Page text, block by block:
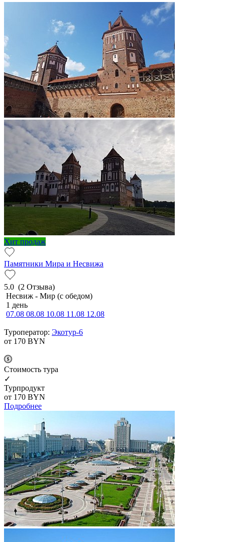
Хит продаж
Памятники Мира и Несвижа
5.0 (2 Отзыва)
Несвиж - Мир (с обедом)
1 день
07.08 08.08 10.08 11.08 12.08
Туроператор: Экотур-6
от 170 BYN
Cтоимость тура
✓
Турпродукт
от 170 BYN
Подробнее